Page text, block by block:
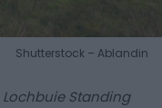
Shutterstock – Ablandin
Lochbuie Standing